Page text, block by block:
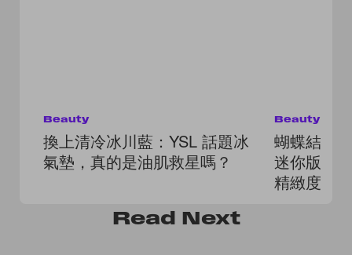
Beauty
換上清冷冰川藍：YSL 話題冰
氣墊，真的是油肌救星嗎？
Beauty
蝴蝶結實
迷你版
精緻度滿
Read Next